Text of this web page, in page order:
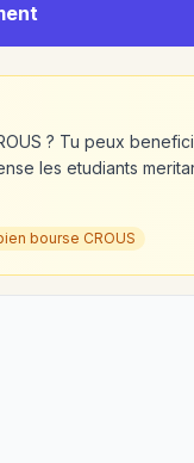
? Tu peux
les etudiants
bourse CROUS